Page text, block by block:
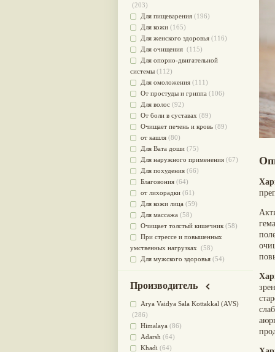
(203)
Для пищеварения (196)
Для кожи (165)
Для женского здоровья (116)
Для очищения (115)
Для опорно-двигательной
системы (112)
Для омоложения (111)
От простуды и гриппа (106)
Для волос (92)
От боли в суставах (89)
Очищает печень и кровь (89)
от кашля (80)
Для Вата доши (75)
Для наружного применения (67)
Для похудения (66)
Благовония (64)
от лихорадки (61)
Для кожи лица (59)
Для массажа (58)
Очищает толстый кишечник (58)
При стрессе и повышенных
умственных нагрузках (58)
Для мужского здоровья (54)
применения
(51)
Для приготовления пищи(49)
от инфекций мочеполовой
системы(49)
Для стабилизации деятельности
ЦНС(47)
Производитель
Arya Vaidya Sala Kottakkal (AVS)
(286)
Himalaya (86)
Adarsh (64)
Khadi (64)